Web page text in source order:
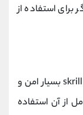
استفاده از
همانطور که در قسمت بالا به آن اشاره کردیم skrill بسیار امن و
از آن استفاده